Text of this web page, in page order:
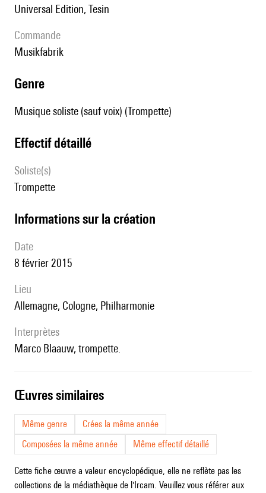
Universal Edition, Tesin
Commande
Musikfabrik
genre
Musique soliste (sauf voix) (Trompette)
effectif détaillé
Soliste(s)
trompette
informations sur la création
date
8 février 2015
lieu
Allemagne, Cologne, Philharmonie
interprètes
Marco Blaauw, trompette.
œuvres similaires
Même genre
Crées la même année
Composées la même année
Même effectif détaillé
Cette fiche œuvre a valeur encyclopédique, elle ne reflète pas les
collections de la médiathèque de l'Ircam. Veuillez vous référer aux